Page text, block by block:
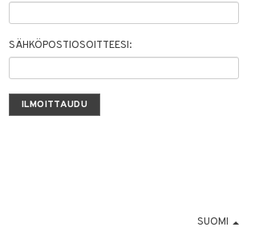
SÄHKÖPOSTIOSOITTEESI:
SUOMI